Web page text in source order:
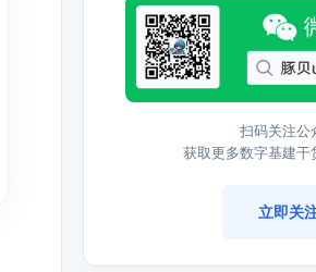
扫码关注公
获取更多数字基建干
立即关